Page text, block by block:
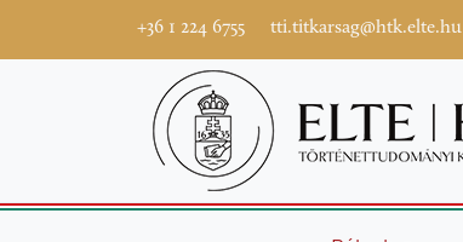
+36 1 224 6755 tti.titkarsag@htk.elte.hu